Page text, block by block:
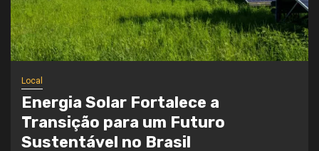
Local
Onde a Informação Encontra o Seu
Caminho
4 semanas atrás Cynthia Oliveira